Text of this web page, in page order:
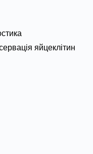
яйцеклітин